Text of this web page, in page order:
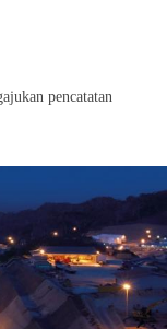
pencatatan